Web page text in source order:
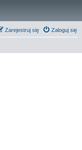
Zaloguj się
Zarejestruj się